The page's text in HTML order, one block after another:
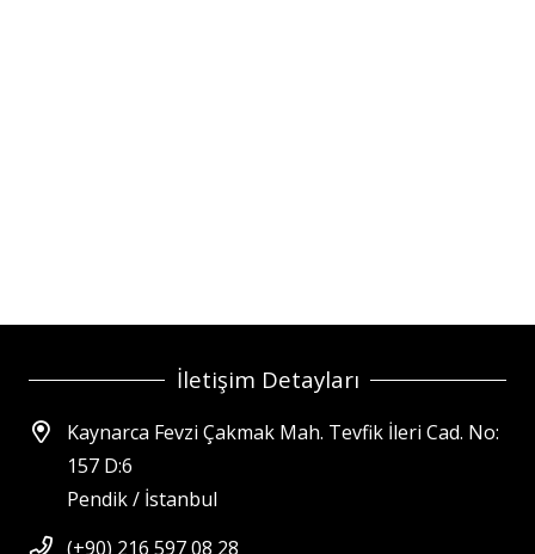
İletişim Detayları
Kaynarca Fevzi Çakmak Mah. Tevfik İleri Cad. No:
157 D:6
Pendik / İstanbul
(+90) 216 597 08 28